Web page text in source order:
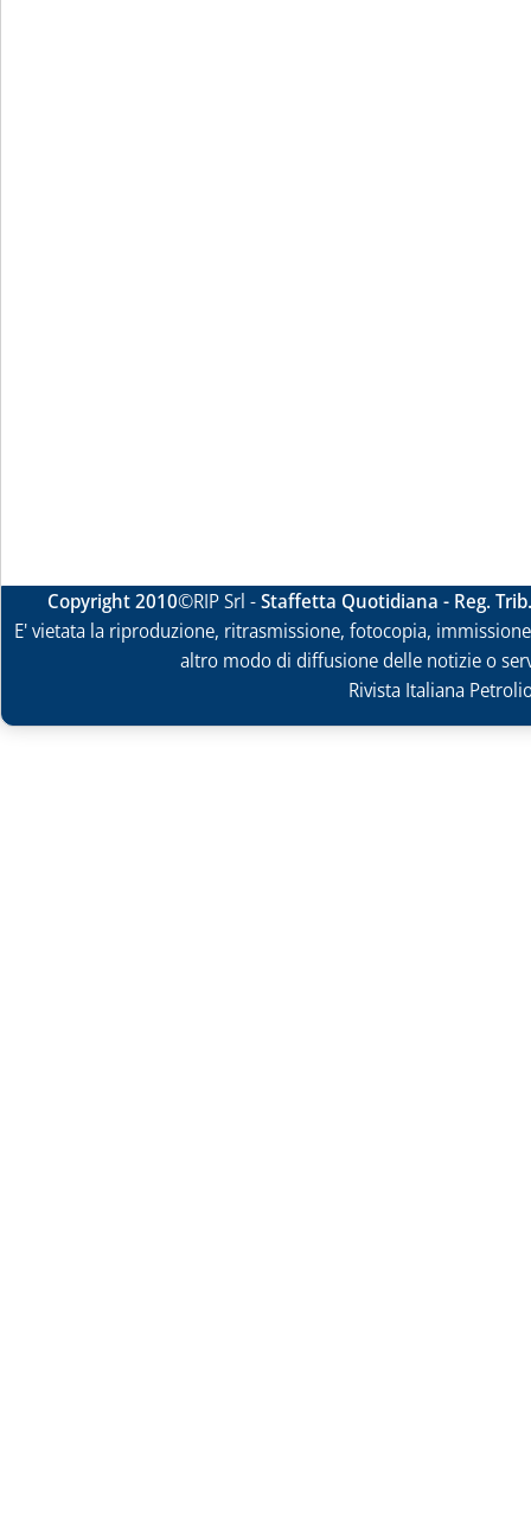
Copyright 2010©RIP Srl -Staffetta Quotidiana - Reg.
E' vietata la riproduzione, ritrasmissione, fotocopia,
altro modo di diffusione delle notizie o
Rivista Italiana